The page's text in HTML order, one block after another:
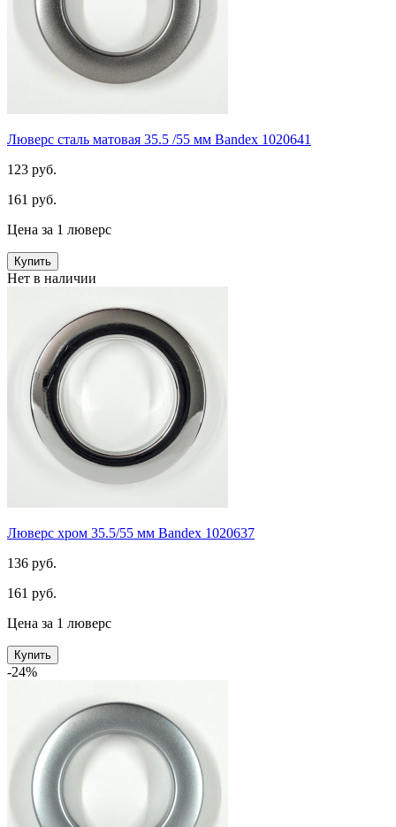
Люверс сталь матовая 35.5 /55 мм Bandex 1020641
123 руб.
161 руб.
Цена за 1 люверс
Купить
Нет в наличии
Люверс хром 35.5/55 мм Bandex 1020637
136 руб.
161 руб.
Цена за 1 люверс
Купить
-24%